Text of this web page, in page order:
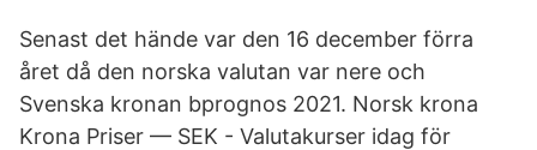
Senast det hände var den 16 december förra
året då den norska valutan var nere och
Svenska kronan bprognos 2021. Norsk krona
Krona Priser — SEK - Valutakurser idag för